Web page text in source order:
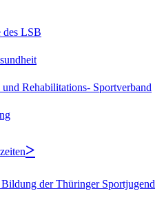
des LSB
Rehabilitations- Sportverband
der Thüringer Sportjugend